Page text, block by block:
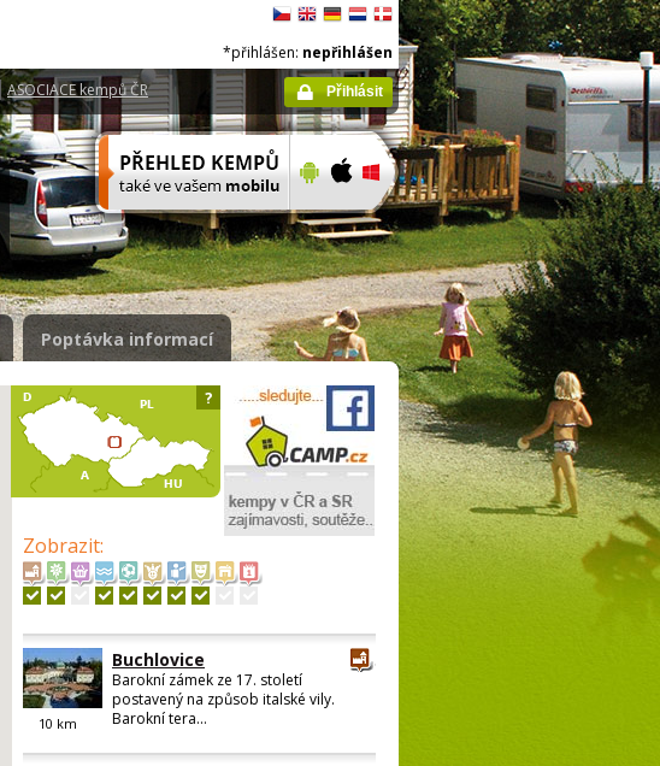
ASOCIACE kempů ČR
*přihlášen: nepřihlášen
Přihlásit
Poptávka informací
?
Zobrazit:
10 km
Buchlovice
Barokní zámek ze 17. století
postavený na způsob italské vily.
Barokní tera...